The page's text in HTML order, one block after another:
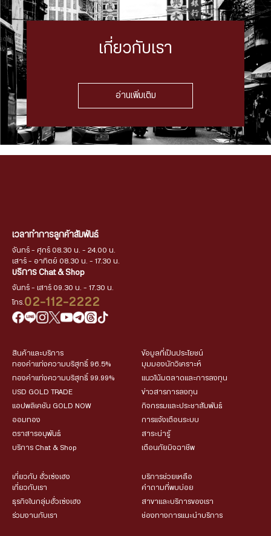
เกี่ยวกับเรา
อ่านเพิ่มเติม
เวลาทำการลูกค้าสัมพันธ์
จันทร์ - ศุกร์ 08.30 น. - 24.00 น.
เสาร์ - อาทิตย์ 08.30 น. - 17.30 น.
บริการ Chat & Shop
จันทร์ - เสาร์ 09.30 น. - 17.30 น.
โทร. 02-112-2222
สินค้าและบริการ
ทองคำแท่งความบริสุทธิ์ 96.5%
ทองคำแท่งความบริสุทธิ์ 99.99%
USD GOLD TRADE
แอปพลิเคชัน GOLD NOW
ออมทอง
ตราสารอนุพันธ์
บริการ Chat & Shop
ข้อมูลที่เป็นประโยชน์
มุมมองนักวิเคราะห์
แนวโน้มตลาดและการลงทุน
ข่าวสารการลงทุน
กิจกรรมและประชาสัมพันธ์
การแจ้งเตือนระบบ
สาระน่ารู้
เตือนภัยมิจฉาชีพ
เกี่ยวกับ ฮั่วเซ่งเฮง
เกี่ยวกับเรา
ธุรกิจในกลุ่มฮั่วเซ่งเฮง
ร่วมงานกับเรา
บริการช่วยเหลือ
คำถามที่พบบ่อย
สาขาและบริการของเรา
ช่องทางการแนะนำบริการ